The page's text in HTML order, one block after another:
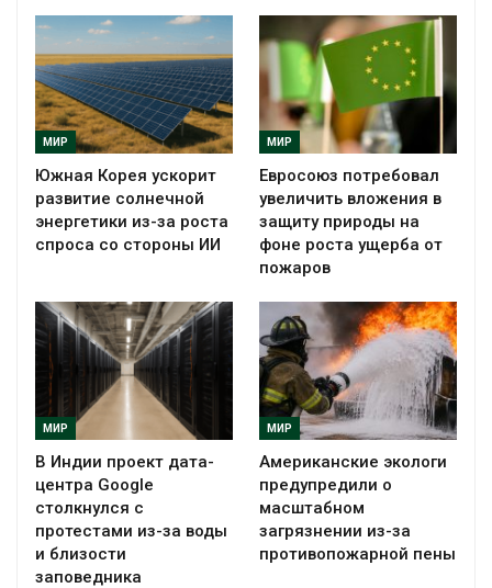
МИР
Южная Корея ускорит
развитие солнечной
энергетики из-за роста
спроса со стороны ИИ
МИР
Евросоюз потребовал
увеличить вложения в
защиту природы на
фоне роста ущерба от
пожаров
МИР
В Индии проект дата-
центра Google
столкнулся с
протестами из-за воды
и близости
заповедника
МИР
Американские экологи
предупредили о
масштабном
загрязнении из-за
противопожарной пены